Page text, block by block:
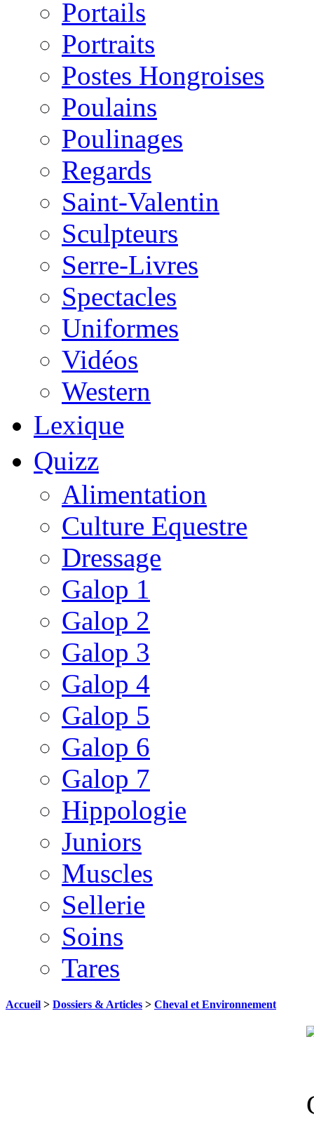
Portails
Portraits
Postes Hongroises
Poulains
Poulinages
Regards
Saint-Valentin
Sculpteurs
Serre-Livres
Spectacles
Uniformes
Vidéos
Western
Lexique
Quizz
Alimentation
Culture Equestre
Dressage
Galop 1
Galop 2
Galop 3
Galop 4
Galop 5
Galop 6
Galop 7
Hippologie
Juniors
Muscles
Sellerie
Soins
Tares
Accueil > Dossiers & Articles > Cheval et Environnement